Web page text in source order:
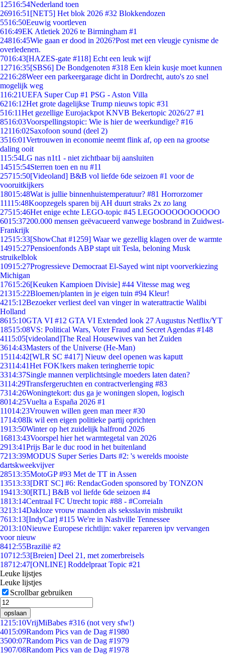
12516:54Nederland toen
26916:51 [NET5] Het blok 2026 #32 Blokkendozen
5516:50Eeuwig voortleven
616:49EK Atletiek 2026 te Birmingham #1
24816:45Wie gaan er dood in 2026?Post met een vleugje cynisme de
overledenen.
7016:43[HAZES-gate #118] Echt een leuk wijf
12716:35[SBS6] De Bondgenoten #318 Een klein kusje moet kunnen
2216:28Weer een parkeergarage dicht in Dordrecht, auto's zo snel
mogelijk weg
116:21UEFA Super Cup #1 PSG - Aston Villa
6216:12Het grote dagelijkse Trump nieuws topic #31
516:11Het gezellige Eurojackpot KNVB Bekertopic 2026/27 #1
8516:03Voorspellingstopic: Wie is hier de weerkundige? #16
12116:02Saxofoon sound (deel 2)
3516:01Vertrouwen in economie neemt flink af, op een na grootse
daling ooit
115:54LG nas n1t1 - niet zichtbaar bij aansluiten
14515:54Sterren toen en nu #11
25715:50[Videoland] B&B vol liefde 6de seizoen #1 voor de
vooruitkijkers
18015:48Wat is jullie binnenhuistemperatuur? #81 Horrorzomer
11115:48Koopzegels sparen bij AH duurt straks 2x zo lang
27515:46Het enige echte LEGO-topic #45 LEGOOOOOOOOOOO
6015:37200.000 mensen geëvacueerd vanwege bosbrand in Zuidwest-
Frankrijk
12515:33[ShowChat #1259] Waar we gezellig klagen over de warmte
14915:27Pensioenfonds ABP stapt uit Tesla, beloning Musk
struikelblok
10915:27Progressieve Democraat El-Sayed wint nipt voorverkiezing
Michigan
17615:26[Keuken Kampioen Divisie] #44 Vitesse mag weg
21315:22Bloemen/planten in je eigen tuin #94 Kleur!
4215:12Bezoeker verliest deel van vinger in waterattractie Walibi
Holland
8615:10GTA VI #12 GTA VI Extended look 27 Augustus Netflix/YT
18515:08VS: Political Wars, Voter Fraud and Secret Agendas #148
4115:05[videoland]The Real Housewives van het Zuiden
3614:43Masters of the Universe (He-Man)
15114:42[WLR SC #417] Nieuw deel openen was kaputt
23114:41Het FOK!kers maken teringherrie topic
3314:37Single mannen verplichtsingle moeders laten daten?
3114:29Transfergeruchten en contractverlenging #83
7314:26Woningtekort: dus ga je woningen slopen, logisch
8014:25Vuelta a España 2026 #1
11014:23Vrouwen willen geen man meer #30
1714:08Ik wil een eigen politieke partij oprichten
1913:50Winter op het zuidelijk halfrond 2026
16813:43Voorspel hier het warmtegetal van 2026
2913:41Prijs Bar le duc rood in het buitenland
7213:39MODUS Super Series Darts #2: 's werelds mooiste
dartskweekvijver
28513:35MotoGP #93 Met de TT in Assen
13513:33[DRT SC] #6: RendacGoden sponsored by TONZON
19413:30[RTL] B&B vol liefde 6de seizoen #4
1813:14Centraal FC Utrecht topic #88 - #CorreiaIn
3213:14Dakloze vrouw maanden als seksslavin misbruikt
7613:13[IndyCar] #115 We're in Nashville Tennessee
2013:10Nieuwe Europese richtlijn: vaker repareren ipv vervangen
voor nieuw
8412:55Brazilië #2
10712:53[Breien] Deel 21, met zomerbreisels
18712:47[ONLINE] Roddelpraat Topic #21
Leuke lijstjes
Leuke lijstjes
Scrollbar gebruiken
opslaan
1215:10VrijMiBabes #316 (not very sfw!)
4015:09Random Pics van de Dag #1980
3500:07Random Pics van de Dag #1979
1907/08Random Pics van de Dag #1978